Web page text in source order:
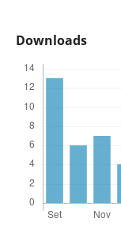
Downloads